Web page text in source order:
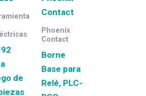
de
Phoenix
Contact
Borne
Base para
Relé, PLC-